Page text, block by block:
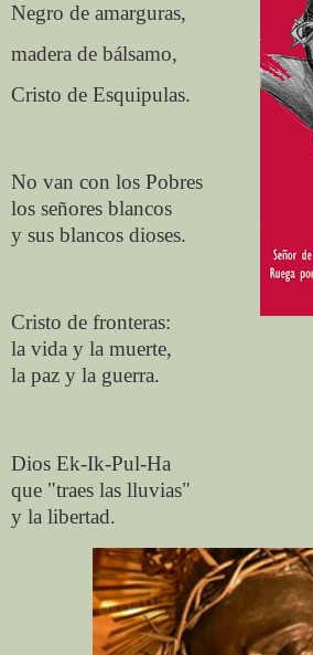
Negro de amarguras,
madera de bálsamo,
Cristo de Esquipulas.
No van con los Pobres
los señores blancos
y sus blancos dioses.
Cristo de fronteras:
la vida y la muerte,
la paz y la guerra.
Dios Ek-Ik-Pul-Ha
que "traes las lluvias"
y la libertad.